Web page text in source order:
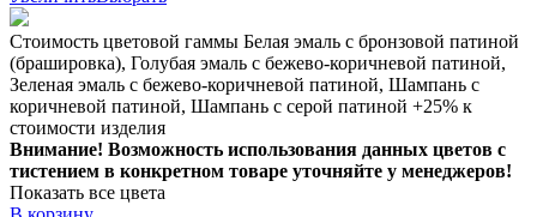
Стоимость цветовой гаммы Белая эмаль с бронзовой патиной
(брашировка), Голубая эмаль с бежево-коричневой патиной,
Зеленая эмаль с бежево-коричневой патиной, Шампань с
коричневой патиной, Шампань с серой патиной +25% к
стоимости изделия
Внимание! Возможность использования данных цветов с
тистением в конкретном товаре уточняйте у менеджеров!
Показать все цвета